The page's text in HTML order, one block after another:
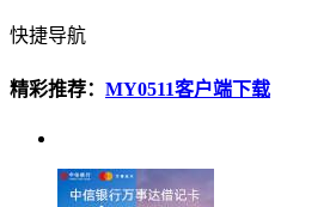
快捷导航
精彩推荐： MY0511客户端下载